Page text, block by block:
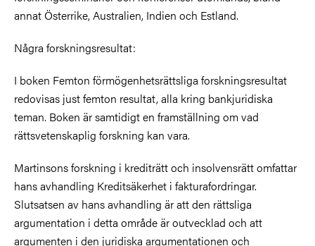
annat Österrike, Australien, Indien och Estland.
Några forskningsresultat:
I boken Femton förmögenhetsrättsliga forskningsresultat
redovisas just femton resultat, alla kring bankjuridiska
teman. Boken är samtidigt en framställning om vad
rättsvetenskaplig forskning kan vara.
Martinsons forskning i krediträtt och insolvensrätt omfattar
hans avhandling Kreditsäkerhet i fakturafordringar.
Slutsatsen av hans avhandling är att den rättsliga
argumentation i detta område är outvecklad och att
argumenten i den juridiska argumentationen och